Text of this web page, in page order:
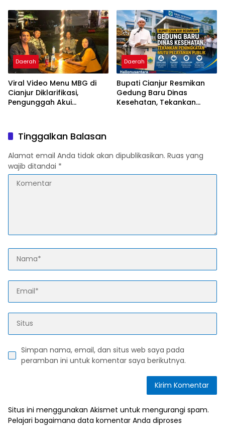
Berkarakter
Pengembangan Berbasis
Ilmiah dan Perlindungan
Lingkungan
Daerah
Viral Video Menu MBG di
Cianjur Diklarifikasi,
Pengunggah Akui
Daerah
Bupati Cianjur Resmikan
Gedung Baru Dinas
Kesehatan, Tekankan
Tinggalkan Balasan
Alamat email Anda tidak akan dipublikasikan. Ruas yang
wajib ditandai *
Simpan nama, email, dan situs web saya pada
peramban ini untuk komentar saya berikutnya.
Situs ini menggunakan Akismet untuk mengurangi spam.
Pelajari bagaimana data komentar Anda diproses